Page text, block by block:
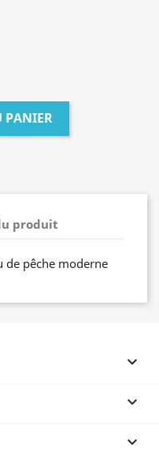
PANIER
produit
de pêche moderne


